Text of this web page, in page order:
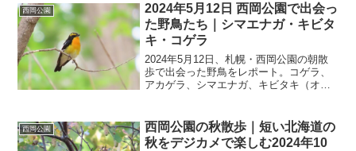
西岡公園
2024年5月12日 西岡公園で出会っ
た野鳥たち｜シマエナガ・キビタ
キ・コゲラ
2024年5月12日、札幌・西岡公園の朝散
歩で出会った野鳥をレポート。コゲラ、
アカゲラ、シマエナガ、キビタキ（オ
西岡公園
西岡公園の秋散歩｜短い北海道の
秋をデジカメで楽しむ2024年10